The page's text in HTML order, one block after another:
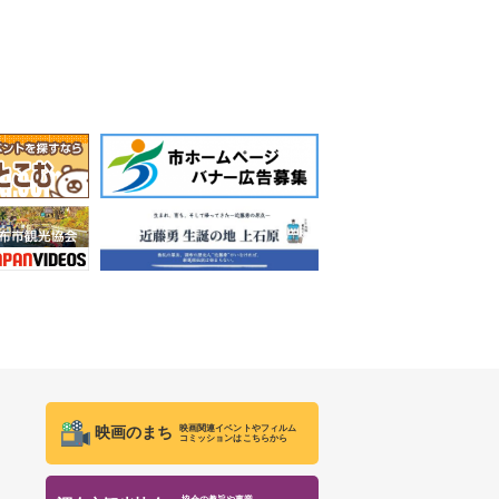
映画のまち
映画関連イベントやフィルム
コミッションはこちらから